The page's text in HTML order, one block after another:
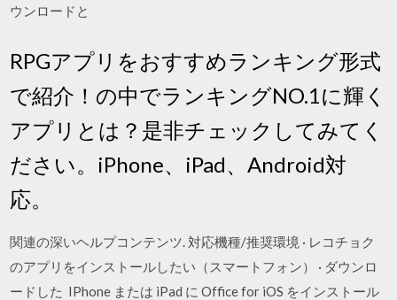
ウンロードと
RPGアプリをおすすめランキング形式
で紹介！の中でランキングNO.1に輝く
アプリとは？是非チェックしてみてく
ださい。iPhone、iPad、Android対
応。
関連の深いヘルプコンテンツ. 対応機種/推奨環境 · レコチョク
のアプリをインストールしたい（スマートフォン） · ダウンロ
ードした IPhone または iPad に Office for iOS をインストール